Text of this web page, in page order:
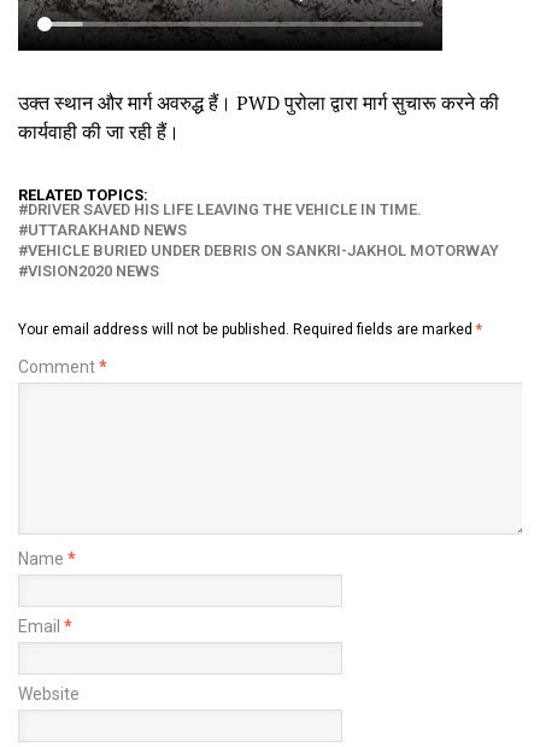
उक्त स्थान और मार्ग अवरुद्ध हैं। PWD पुरोला द्वारा मार्ग सुचारू करने की
कार्यवाही की जा रही हैं।
RELATED TOPICS:
DRIVER SAVED HIS LIFE LEAVING THE VEHICLE IN TIME.
UTTARAKHAND NEWS
VEHICLE BURIED UNDER DEBRIS ON SANKRI-JAKHOL MOTORWAY
VISION2020 NEWS
Your email address will not be published. Required fields are marked *
Comment*
Name *
Email *
Website